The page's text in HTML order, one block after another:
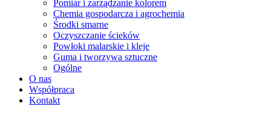
Pomiar i zarządzanie kolorem
Chemia gospodarcza i agrochemia
Środki smarne
Oczyszczanie ścieków
Powłoki malarskie i kleje
Guma i tworzywa sztuczne
Ogólne
O nas
Współpraca
Kontakt